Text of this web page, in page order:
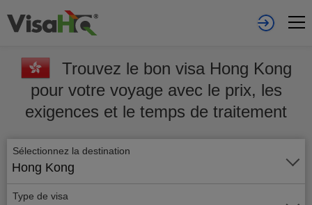
Trouvez le bon visa Hong Kong
pour votre voyage avec le prix, les
exigences et le temps de traitement
Sélectionnez la destination
Hong Kong
Type de visa